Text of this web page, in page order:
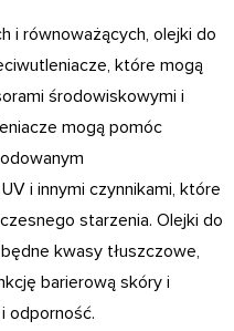
i równoważących, olejki do
które mogą
środowiskowymi i
mogą pomóc
i innymi czynnikami, które
starzenia. Olejki do
kwasy tłuszczowe,
barierową skóry i
odporność.